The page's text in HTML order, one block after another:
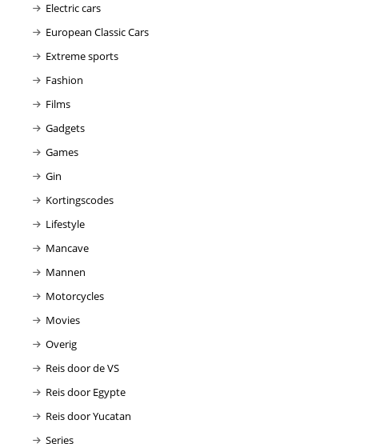
Electric cars
European Classic Cars
Extreme sports
Fashion
Films
Gadgets
Games
Gin
Kortingscodes
Lifestyle
Mancave
Mannen
Motorcycles
Movies
Overig
Reis door de VS
Reis door Egypte
Reis door Yucatan
Series